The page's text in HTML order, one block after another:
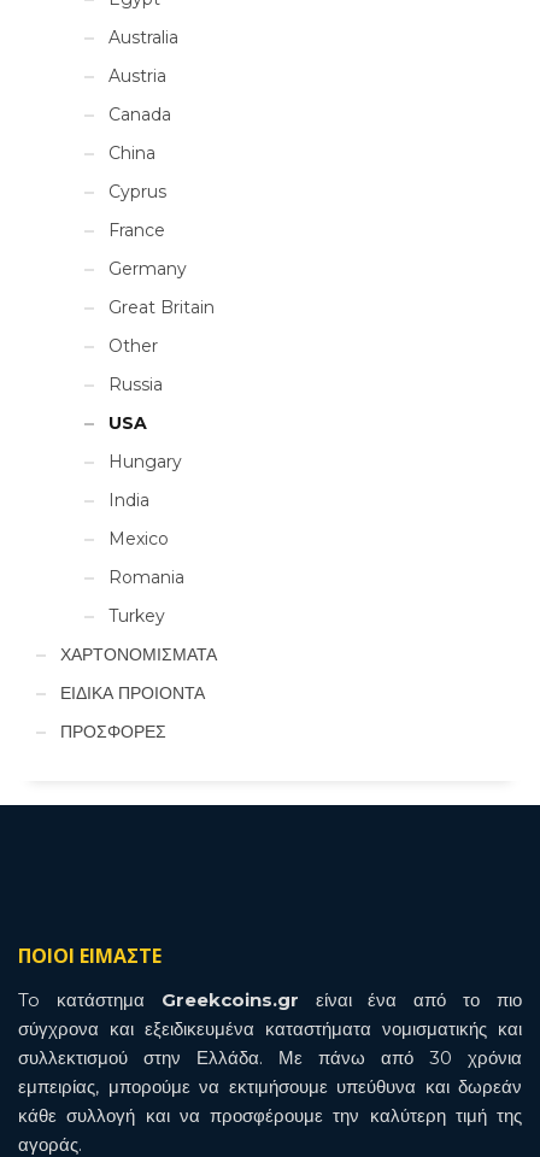
Australia
Austria
Canada
China
Cyprus
France
Germany
Great Britain
Other
Russia
USA
Hungary
India
Mexico
Romania
Turkey
ΧΑΡΤΟΝΟΜΙΣΜΑΤΑ
ΕΙΔΙΚΑ ΠΡΟΙΟΝΤΑ
ΠΡΟΣΦΟΡΕΣ
ΠΟΙΟΙ ΕΙΜΑΣΤΕ
To κατάστημα Greekcoins.gr είναι ένα από το πιο
σύγχρονα και εξειδικευμένα καταστήματα νομισματικής και
συλλεκτισμού στην Ελλάδα. Με πάνω από 30 χρόνια
εμπειρίας, μπορούμε να εκτιμήσουμε υπεύθυνα και δωρεάν
κάθε συλλογή και να προσφέρουμε την καλύτερη τιμή της
αγοράς.